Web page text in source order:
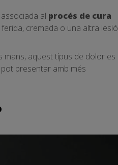
al procés de cura
cremada o una altra lesió
mans, aquest tipus de dolor es
presentar amb més